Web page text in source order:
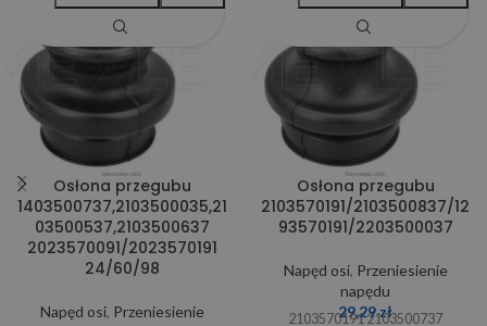
Osłona przegubu
1403500737,2103500035,21
03500537,2103500637
2023570091/2023570191
24/60/98
Napęd osi, Przeniesienie
Osłona przegubu
2103570191/2103500837/12
93570191/2203500037
Napęd osi, Przeniesienie
napędu
29,29zł
2103570191 2103500737